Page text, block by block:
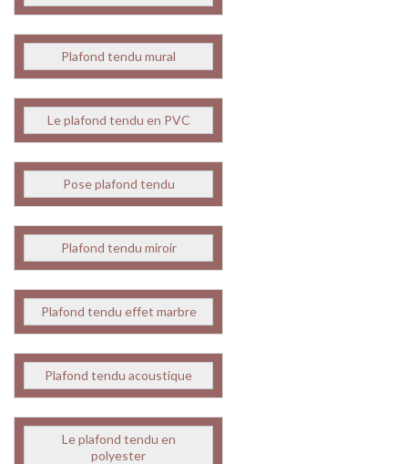
Plafond tendu mural
Le plafond tendu en PVC
Pose plafond tendu
Plafond tendu miroir
Plafond tendu effet marbre
Plafond tendu acoustique
Le plafond tendu en
polyester